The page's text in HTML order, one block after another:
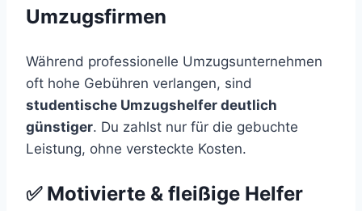
Umzugsfirmen
Während professionelle Umzugsunternehmen
oft hohe Gebühren verlangen, sind
studentische Umzugshelfer deutlich
günstiger. Du zahlst nur für die gebuchte
Leistung, ohne versteckte Kosten.
✅ Motivierte & fleißige Helfer